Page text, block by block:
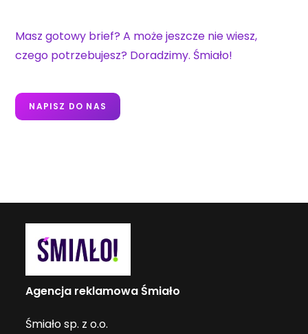
Masz gotowy brief? A może jeszcze nie wiesz,
czego potrzebujesz? Doradzimy. Śmiało!
NAPISZ DO NAS
Agencja reklamowa Śmiało
Śmiało sp. z o.o.